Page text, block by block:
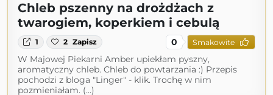
Chleb pszenny na drożdżach z
twarogiem, koperkiem i cebulą
1 2 Zapisz 0 Smakowite
W Majowej Piekarni Amber upiekłam pyszny,
aromatyczny chleb. Chleb do powtarzania :) Przepis
pochodzi z bloga "Linger" - klik. Trochę w nim
pozmieniałam. (...)